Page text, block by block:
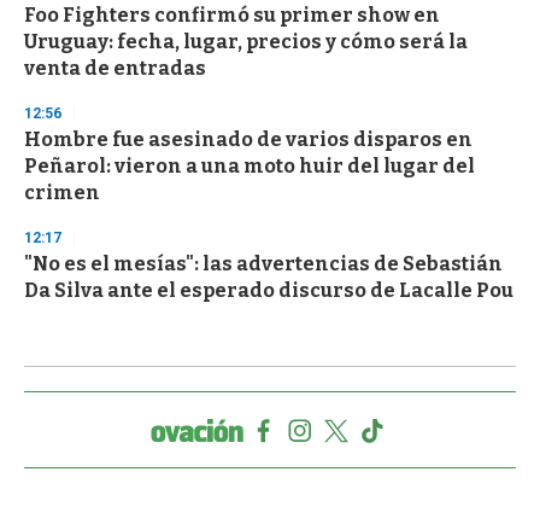
Foo Fighters confirmó su primer show en
Uruguay: fecha, lugar, precios y cómo será la
venta de entradas
12:56
Hombre fue asesinado de varios disparos en
Peñarol: vieron a una moto huir del lugar del
crimen
12:17
"No es el mesías": las advertencias de Sebastián
Da Silva ante el esperado discurso de Lacalle Pou